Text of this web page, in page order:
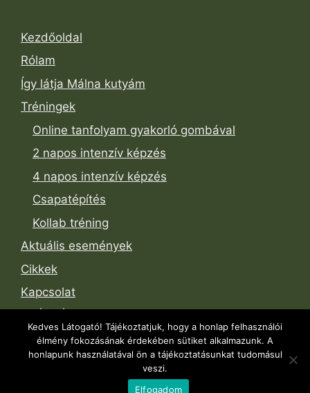
Kezdőoldal
Rólam
Így látja Málna kutyám
Tréningek
Online tanfolyam gyakorló gombával
2 napos intenzív képzés
4 napos intenzív képzés
Csapatépítés
Kollab tréning
Aktuális események
Cikkek
Kapcsolat
Shop
Minden jog fenntartva!© 2025 Szarvasgombászkutya
Kedves Látogató! Tájékoztatjuk, hogy a honlap felhasználói
élmény fokozásának érdekében sütiket alkalmazunk. A
honlapunk használatával ön a tájékoztatásunkat tudomásul
veszi.
Elfogadom